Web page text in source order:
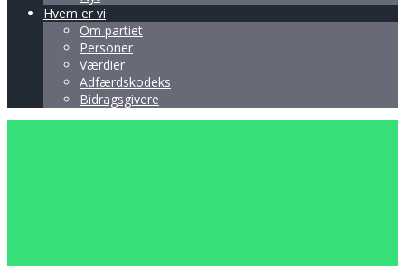
Hvem er vi
Om partiet
Personer
Værdier
Adfærdskodeks
Bidragsgivere